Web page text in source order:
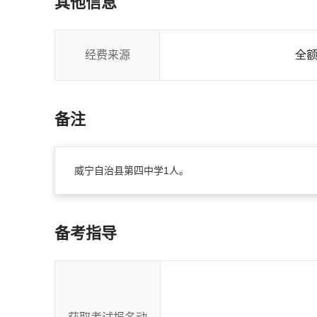
经费来源 全
备注
威宁自治县第四中学1人。
备考指导